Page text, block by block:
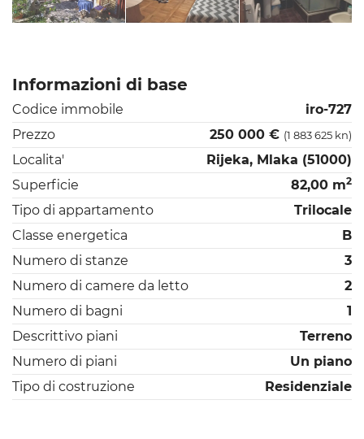
Informazioni di base
Codice immobile
iro-727
Prezzo
250 000 € (1 883 625 kn)
Localita'
Rijeka, Mlaka (51000)
Superficie
82,00 m2
Tipo di appartamento
Trilocale
Classe energetica
B
Numero di stanze
3
Numero di camere da letto
2
Numero di bagni
1
Descrittivo piani
Terreno
Numero di piani
Un piano
Tipo di costruzione
Residenziale